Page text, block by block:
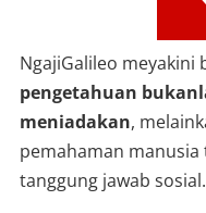
NgajiGalileo meyakini
pengetahuan
meniadakan,
pemahaman
tanggung jawab sosial.